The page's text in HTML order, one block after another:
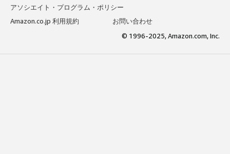
アソシエイト・プログラム・ポリシー
Amazon.co.jp 利用規約
お問い合わせ
© 1996-2025, Amazon.com, Inc.